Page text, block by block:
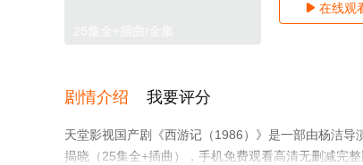
 在线观
剧情介绍 我要评分
天堂影视国产剧《西游记（1986）》是一部由杨洁
揭晓（25集全+插曲），手机免费观看高清无删减完